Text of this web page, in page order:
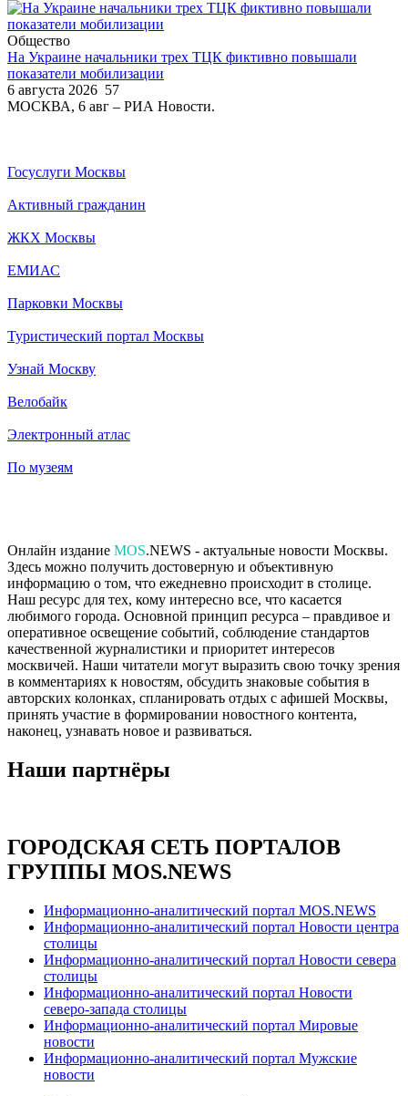
Общество
На Украине начальники трех ТЦК фиктивно повышали
показатели мобилизации
6 августа 2026 57
МОСКВА, 6 авг – РИА Новости.
Госуслуги Москвы
Активный гражданин
ЖКХ Москвы
ЕМИАС
Парковки Москвы
Туристический портал Москвы
Узнай Москву
Велобайк
Электронный атлас
По музеям
Онлайн издание MOS.NEWS - актуальные новости Москвы.
Здесь можно получить достоверную и объективную
информацию о том, что ежедневно происходит в столице.
Наш ресурс для тех, кому интересно все, что касается
любимого города. Основной принцип ресурса – правдивое и
оперативное освещение событий, соблюдение стандартов
качественной журналистики и приоритет интересов
москвичей. Наши читатели могут выразить свою точку зрения
в комментариях к новостям, обсудить знаковые события в
авторских колонках, спланировать отдых с афишей Москвы,
принять участие в формировании новостного контента,
наконец, узнавать новое и развиваться.
Наши партнёры
ГОРОДСКАЯ СЕТЬ ПОРТАЛОВ
ГРУППЫ MOS.NEWS
Информационно-аналитический портал MOS.NEWS
Информационно-аналитический портал Новости центра
столицы
Информационно-аналитический портал Новости севера
столицы
Информационно-аналитический портал Новости
северо-запада столицы
Информационно-аналитический портал Мировые
новости
Информационно-аналитический портал Мужские
новости